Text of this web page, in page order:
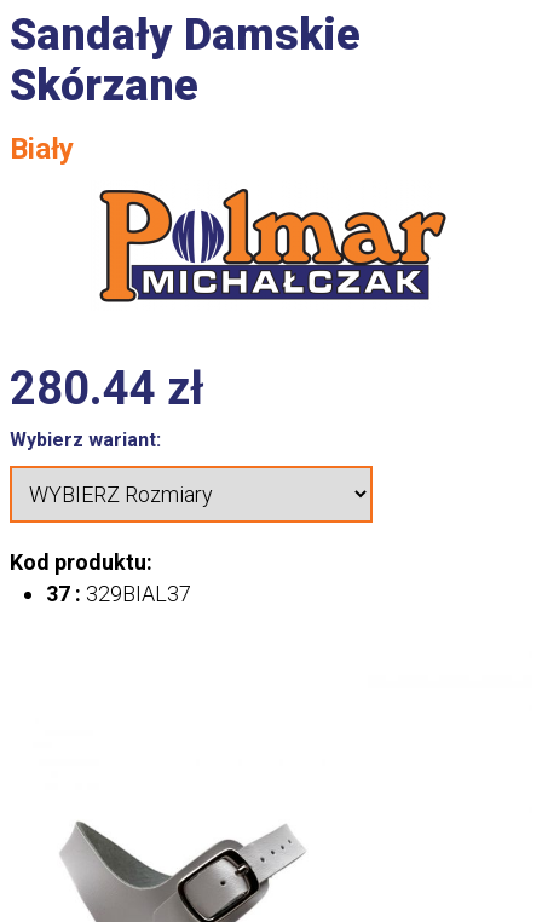
Sandały Damskie
Skórzane
Biały
280.44 zł
Wybierz wariant:
Kod produktu:
37 : 329BIAL37